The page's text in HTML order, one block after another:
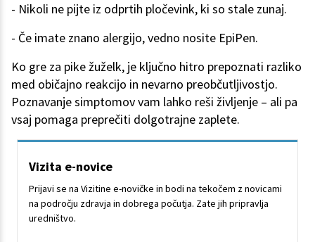
- Nikoli ne pijte iz odprtih pločevink, ki so stale zunaj.
- Če imate znano alergijo, vedno nosite EpiPen.
Ko gre za pike žuželk, je ključno hitro prepoznati razliko
med običajno reakcijo in nevarno preobčutljivostjo.
Poznavanje simptomov vam lahko reši življenje – ali pa
vsaj pomaga preprečiti dolgotrajne zaplete.
Vizita e-novice
Prijavi se na Vizitine e-novičke in bodi na tekočem z novicami
na področju zdravja in dobrega počutja. Zate jih pripravlja
uredništvo.